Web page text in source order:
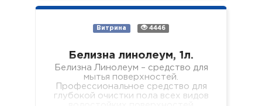
Витрина 4446
Белизна линолеум, 1л.
Белизна Линолеум – средство для
мытья поверхностей.
Профессиональное средство для
глубокой очистки пола всех видов